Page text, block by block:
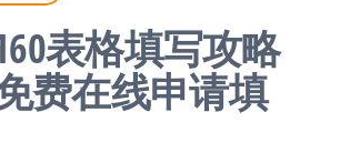
表格填写攻略
费在线申请填